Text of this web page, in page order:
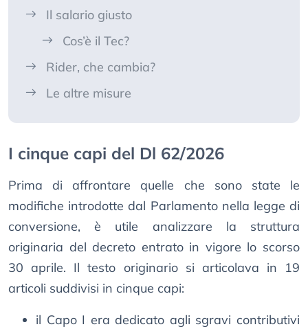
Il salario giusto
Cos’è il Tec?
Rider, che cambia?
Le altre misure
I cinque capi del Dl 62/2026
Prima di affrontare quelle che sono state le
modifiche introdotte dal Parlamento nella legge di
conversione, è utile analizzare la struttura
originaria del decreto entrato in vigore lo scorso
30 aprile. Il testo originario si articolava in 19
articoli suddivisi in cinque capi:
il Capo I era dedicato agli sgravi contributivi